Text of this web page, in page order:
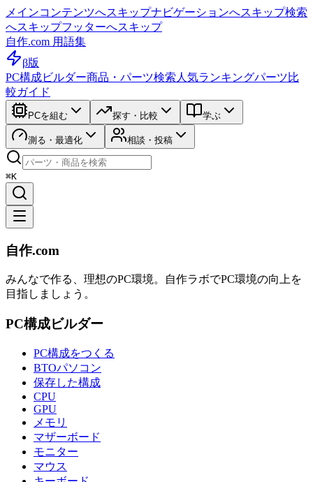
メインコンテンツへスキップナビゲーションへスキップ検索
へスキップフッターへスキップ
自作.com 用語集
β版
PC構成ビルダー商品・パーツ検索 人気ランキングパーツ比
較ガイド
PCを組む 探す・比較 学ぶ
測る・最適化 相談・投稿
⌘K
自作.com
みんなで作る、理想のPC環境。 自作ラボでPC環境の向上を
目指しましょう。
PC構成ビルダー
PC構成をつくる
BTOパソコン
保存した構成
CPU
GPU
メモリ
マザーボード
モニター
マウス